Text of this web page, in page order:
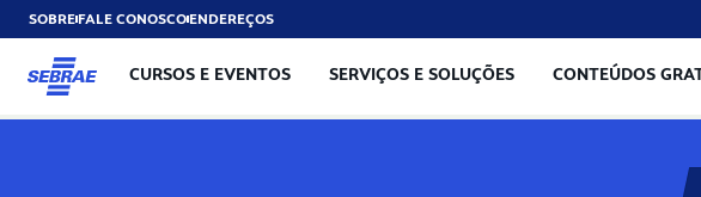
SOBREFALE CONOSCOENDEREÇOS
CURSOS E EVENTOS SERVIÇOS E SOLUÇÕES CONTEÚDOS